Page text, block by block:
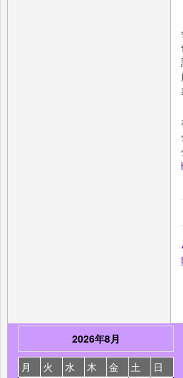
2026年8月
月
火 水 木 金 土
日